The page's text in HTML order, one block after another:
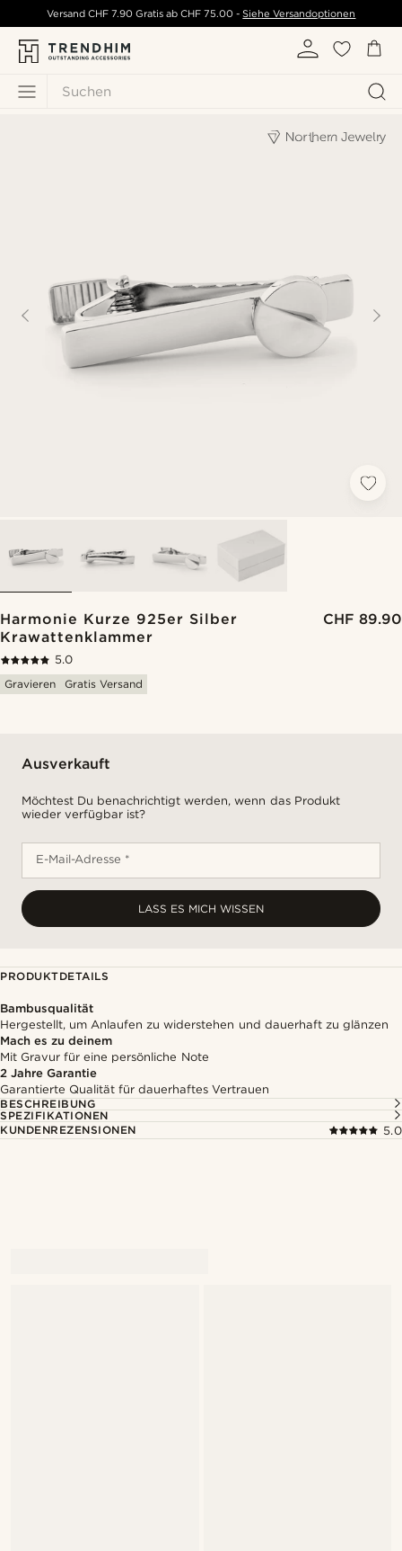
Suchen
Versand CHF 7.90 Gratis ab CHF 75.00 - Siehe Versandoptionen
Harmonie Kurze 925er Silber
Krawattenklammer
CHF 89.90
5.0
Gravieren
Gratis Versand
Ausverkauft
Möchtest Du benachrichtigt werden, wenn das Produkt
wieder verfügbar ist?
E-Mail-Adresse *
LASS ES MICH WISSEN
PRODUKTDETAILS
Bambusqualität
Hergestellt, um Anlaufen zu widerstehen und dauerhaft zu glänzen
Mach es zu deinem
Mit Gravur für eine persönliche Note
2 Jahre Garantie
Garantierte Qualität für dauerhaftes Vertrauen
BESCHREIBUNG
SPEZIFIKATIONEN
KUNDENREZENSIONEN
5.0